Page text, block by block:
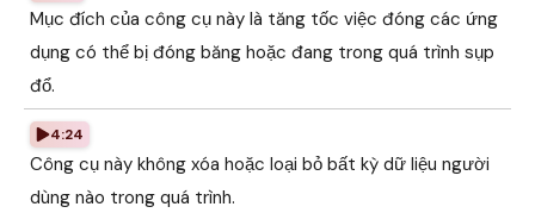
Mục đích của công cụ này là tăng tốc việc đóng các ứng
dụng có thể bị đóng băng hoặc đang trong quá trình sụp
đổ.
4:24
Công cụ này không xóa hoặc loại bỏ bất kỳ dữ liệu người
dùng nào trong quá trình.